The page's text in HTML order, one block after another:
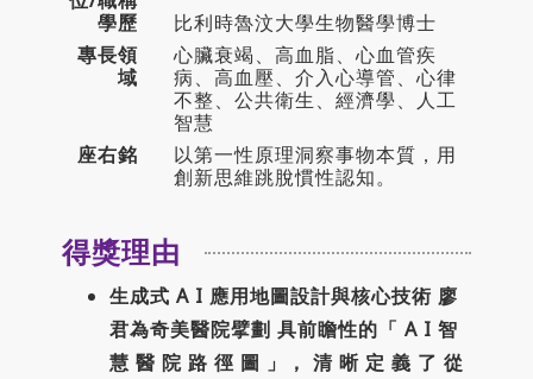
學歷
比利時魯汶大學生物醫學博士
專長領
域
心臟衰竭、高血脂、心血管疾
病、高血壓、介入心導管、心律
不整、公共衛生、經濟學、人工
智慧
座右銘
以第一性原理洞察事物本質，用
創新思維跳脫慣性認知。
得獎理由
生成式 A I 應用地圖設計與核心技術 廖
君為奇美醫院擘劃 具前瞻性的「 A I 智
慧 醫 院 路 徑 圖 」， 清 晰 定 義 了 從